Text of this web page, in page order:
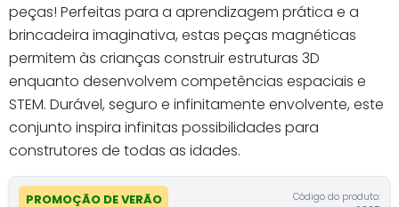
peças! Perfeitas para a aprendizagem prática e a
brincadeira imaginativa, estas peças magnéticas
permitem às crianças construir estruturas 3D
enquanto desenvolvem competências espaciais e
STEM. Durável, seguro e infinitamente envolvente, este
conjunto inspira infinitas possibilidades para
construtores de todas as idades.
PROMOÇÃO DE VERÃO
Código do produto: